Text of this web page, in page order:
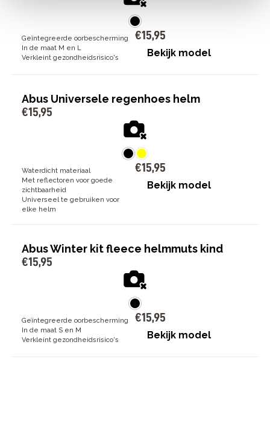
Geïntegreerde oorbescherming
In de maat M en L
Verkleint gezondheidsrisico's
€15,95
Bekijk model
Abus Universele regenhoes helm
€15,95
Waterdicht materiaal
Met reflectoren voor goede
zichtbaarheid
Universeel te gebruiken voor
elke helm
€15,95
Bekijk model
Abus Winter kit fleece helmmuts kind
€15,95
Geïntegreerde oorbescherming
In de maat S en M
Verkleint gezondheidsrisico's
€15,95
Bekijk model